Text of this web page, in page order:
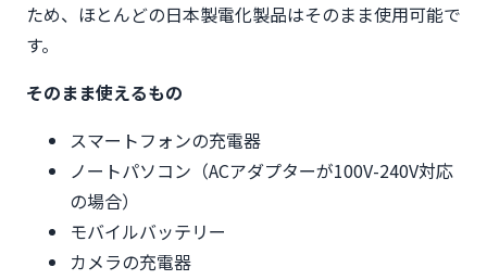
ため、ほとんどの日本製電化製品はそのまま使用可能で
す。
そのまま使えるもの
スマートフォンの充電器
ノートパソコン（ACアダプターが100V-240V対応
の場合）
モバイルバッテリー
カメラの充電器